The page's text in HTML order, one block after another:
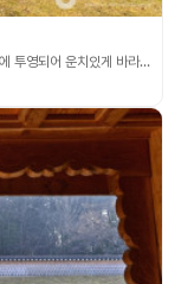
영벽정이란 계절따라 변모되는 연주산의 경치를 맑은 지석강물에 투영되어 운치있게 바라볼 수 있다 하여 붙여진 이름으로 연주산 아래 지석강의 상류 영벽강변에 있다. 주변 경관이 아름다운 경승지에 있기 때문에 행락객들이 널리 이용하고 있다. 2층 팔작지붕에 기와를 얹은 건물로 정면 3칸, 측면 2칸의 누각형이다. 건립 연대는 확실치 않으나 양팽손 등이 쓴 제영으로 보아 조선 명종때나 선조때(16세기 후반)인 것 같다. 건립자는 능 주목(군), 즉 관청이 건립